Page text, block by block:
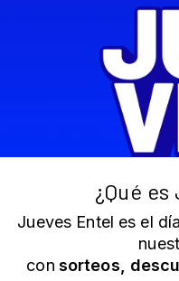
¿Qué
Jueves Entel es el
con sorteos,